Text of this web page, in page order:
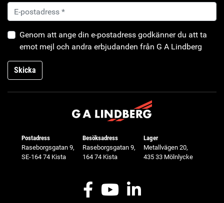
Genom att ange din e-postadress godkänner du att ta
emot mejl och andra erbjudanden från G A Lindberg
Skicka
Postadress
Raseborgsgatan 9,
SE-164 74 Kista
Besöksadress
Raseborgsgatan 9,
164 74 Kista
Lager
Metallvägen 20,
435 33 Mölnlycke
FacebookYoutubeLinkedIn